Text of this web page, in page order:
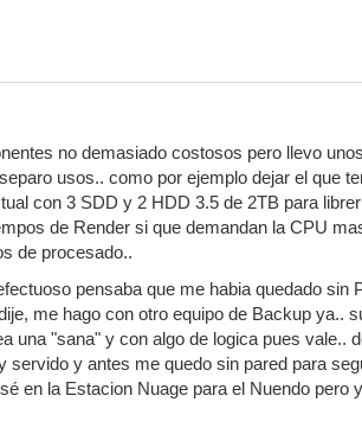
no demasiado costosos pero llevo
usos.. como por ejemplo dejar el que
con 3 SDD y 2 HDD 3.5 de 2TB para
de Render si que demandan la CPU
de procesado..
pensaba que me habia quedado sin
me hago con otro equipo de Backup ya..
una "sana" y con algo de logica pues vale..
y antes me quedo sin pared para
en la Estacion Nuage para el Nuendo pero